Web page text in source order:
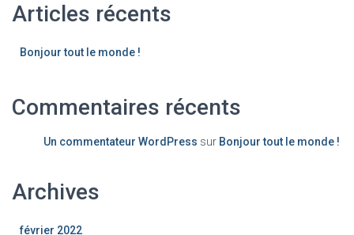
Articles récents
Bonjour tout le monde !
Commentaires récents
Un commentateur WordPress sur Bonjour tout le monde !
Archives
février 2022